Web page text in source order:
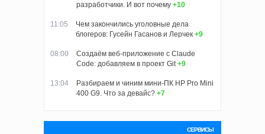
разработчики. И вот почему +10
11:05
Чем закончились уголовные дела
блогеров: Гусейн Гасанов и Лерчек +9
08:00
Создаём веб-приложение с Claude
Code: добавляем в проект Git +9
13:04
Разбираем и чиним мини-ПК HP Pro Mini
400 G9. Что за девайс? +7
СЕРВИСЫ